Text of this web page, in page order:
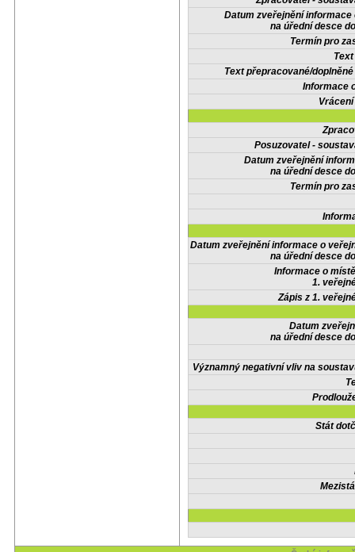
Datum zveřejnění informace
na úřední desce
Termín pro
Text přepracované/
Informace
Posuzovatel -
Datum zveřejnění
na úřední desce
Termín pro
Datum zveřejnění informace o
na úřední desce
Informace o
1.
Zápis z 1.
Datum
na úřední desce
Významný negativní vliv na
Stát